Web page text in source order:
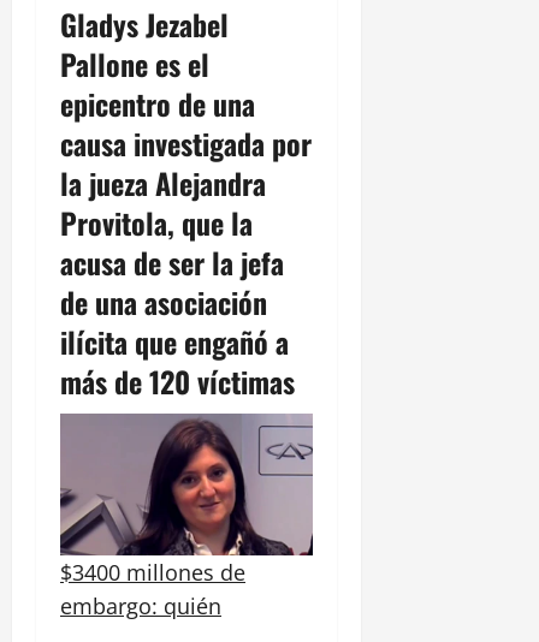
Gladys Jezabel
Pallone es el
epicentro de una
causa investigada por
la jueza Alejandra
Provitola, que la
acusa de ser la jefa
de una asociación
ilícita que engañó a
más de 120 víctimas
$3400 millones de
embargo: quién